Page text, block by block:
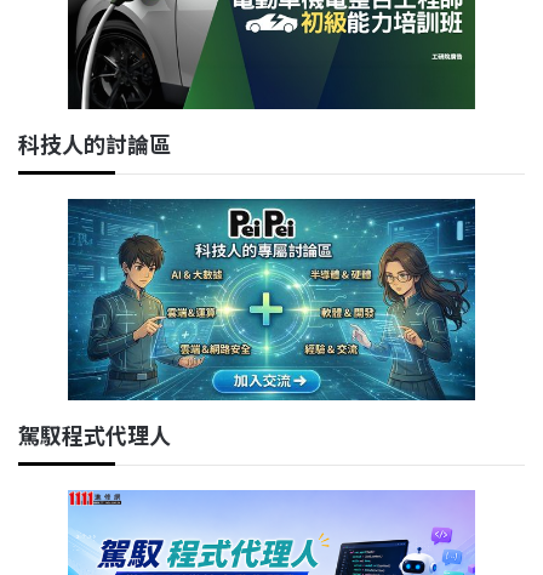
科技人的討論區
駕馭程式代理人